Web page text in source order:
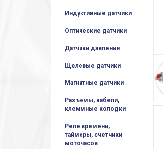
Индуктивные датчики
Оптические датчики
Датчики давления
Щелевые датчики
Магнитные датчики
Разъемы, кабели,
клеммные колодки
Реле времени,
таймеры, счетчики
моточасов